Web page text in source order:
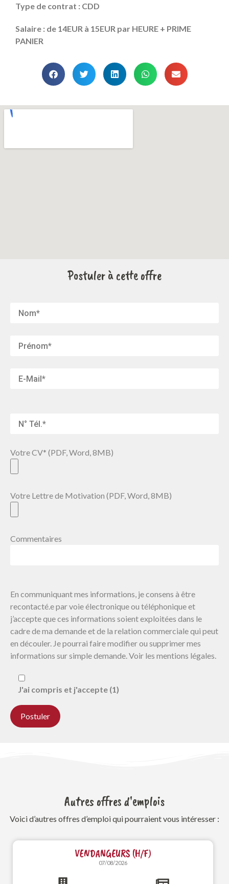
Type de contrat : CDD
Salaire : de 14EUR à 15EUR par HEURE + PRIME
PANIER
Postuler à cette offre
Votre CV* (PDF, Word, 8MB)
Votre Lettre de Motivation (PDF, Word, 8MB)
Commentaires
En communiquant mes informations, je consens à être
recontacté.e par voie électronique ou téléphonique et
j’accepte que ces informations soient exploitées dans le
cadre de ma demande et de la relation commerciale qui peut
en découler. Je pourrai faire modifier ou supprimer mes
informations sur simple demande. Voir les mentions légales.
J'ai compris et j'accepte (1)
Autres offres d'emplois
Voici d’autres offres d’emploi qui pourraient vous intéresser :
VENDANGEURS (H/F)
07/08/2026